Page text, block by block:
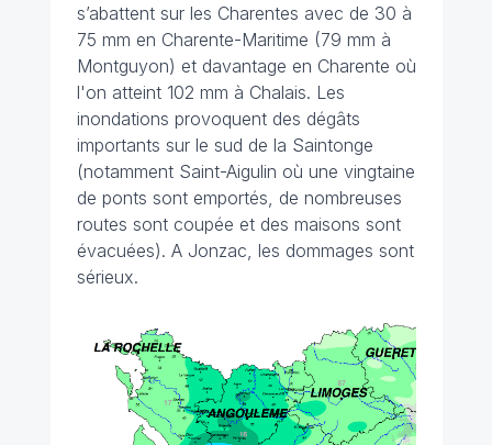
s’abattent sur les Charentes avec de 30 à
75 mm en Charente-Maritime (79 mm à
Montguyon) et davantage en Charente où
l'on atteint 102 mm à Chalais. Les
inondations provoquent des dégâts
importants sur le sud de la Saintonge
(notamment Saint-Aigulin où une vingtaine
de ponts sont emportés, de nombreuses
routes sont coupée et des maisons sont
évacuées). A Jonzac, les dommages sont
sérieux.